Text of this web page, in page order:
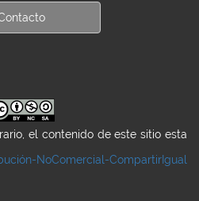
el contenido de este sitio esta
NoComercial-CompartirIgual